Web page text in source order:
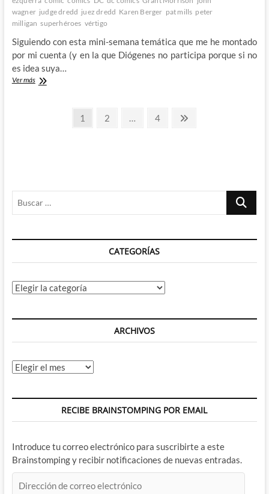
wagner judge dredd juez dredd Karen Berger pat mills peter
milligan superhéroes vértigo
Siguiendo con esta mini-semana temática que me he montado
por mi cuenta (y en la que Diógenes no participa porque si no
es idea suya…
Ver másFuture
los
de
famosa
británica
PaginaciónPágina
1 Página
2 Página
4
Buscar
CATEGORÍAS
Categorías
ARCHIVOS
Archivos
RECIBE BRAINSTOMPING POR EMAIL
Introduce tu correo electrónico para suscribirte a este
Brainstomping y recibir notificaciones de nuevas entradas.
de